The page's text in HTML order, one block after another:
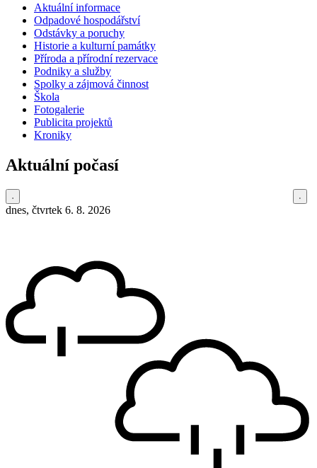
Aktuální informace
Odpadové hospodářství
Odstávky a poruchy
Historie a kulturní památky
Příroda a přírodní rezervace
Podniky a služby
Spolky a zájmová činnost
Škola
Fotogalerie
Publicita projektů
Kroniky
Aktuální počasí
dnes, čtvrtek 6. 8. 2026